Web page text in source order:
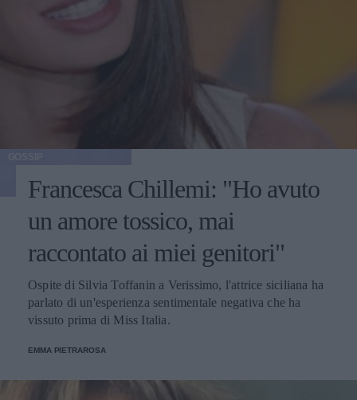
Francesca Chillemi: "Ho avuto
un amore tossico, mai
raccontato ai miei genitori"
Ospite di Silvia Toffanin a Verissimo, l'attrice siciliana ha
parlato di un'esperienza sentimentale negativa che ha
vissuto prima di Miss Italia.
EMMA PIETRAROSA